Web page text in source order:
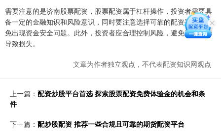
需要注意的是济南股票配资，股票配资属于杠杆操作，投资者需要具
备一定的金融知识和风险意识，同时要注意选择可靠的配资平台，避
免出现资金安全问题。此外，投资者应合理控制风险，避免过度借贷
导致损失。
文章为作者独立观点，不代表配资知识网观点
上一篇： 配资炒股平台首选 探索股票配资免费体验金的机会和条
件
下一篇： 配炒股配资 推荐一些合规且可靠的期货配资平台